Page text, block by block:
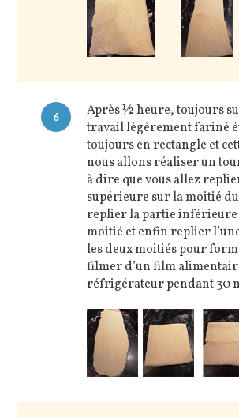
6
Après ½ heure, toujours
travail légèrement fariné
toujours en rectangle et
nous allons réaliser un
à dire que vous allez
supérieure sur la moitié
replier la partie inférieure
moitié et enfin replier
les deux moitiés pour
filmer d’un film
réfrigérateur pendant 30